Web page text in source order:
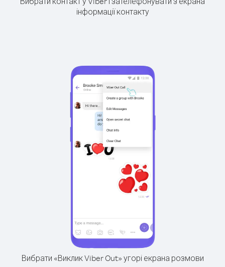
інформації контакту
Вибрати «Виклик Viber Out» угорі екрана розмови